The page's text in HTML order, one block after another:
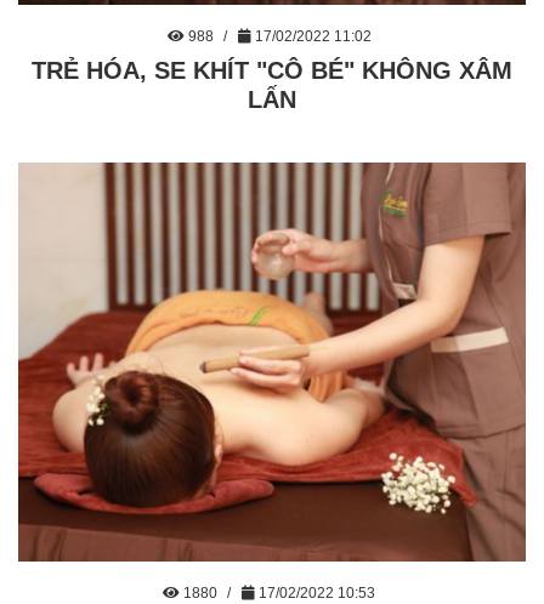
988 17/02/2022 11:02
TRẺ HÓA, SE KHÍT "CÔ BÉ" KHÔNG XÂM
LẤN
1880 17/02/2022 10:53